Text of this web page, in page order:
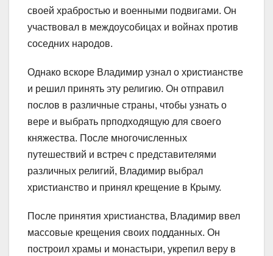
своей храбростью и военными подвигами. Он
участвовал в междоусобицах и войнах против
соседних народов.
Однако вскоре Владимир узнал о христианстве
и решил принять эту религию. Он отправил
послов в различные страны, чтобы узнать о
вере и выбрать прподходящую для своего
княжества. После многочисленных
путешествий и встреч с представителями
различных религий, Владимир выбрал
христианство и принял крещение в Крыму.
После принятия христианства, Владимир ввел
массовые крещения своих подданных. Он
построил храмы и монастыри, укрепил веру в